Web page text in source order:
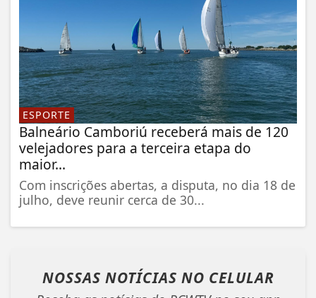
ESPORTE
Balneário Camboriú receberá mais de 120
velejadores para a terceira etapa do
maior...
Com inscrições abertas, a disputa, no dia 18 de
julho, deve reunir cerca de 30...
NOSSAS NOTÍCIAS NO CELULAR